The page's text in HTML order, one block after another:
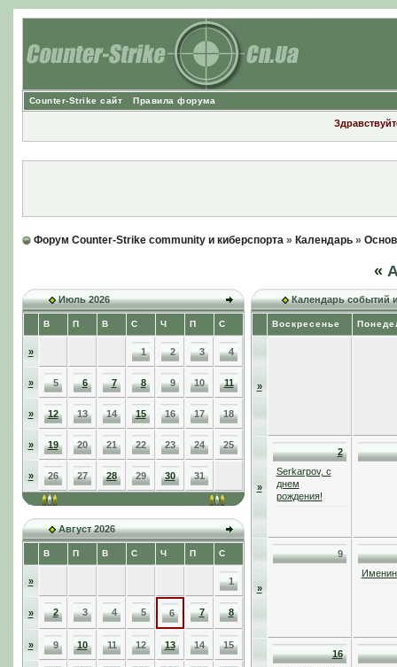
Counter-Strike сайт Правила форума
Форум Counter-Strike community и киберспорта» Календарь»
«
Июль 2026
В П В С Ч П С
» 1 2 3 4
» 5 6 7 8 9 10 11
» 12 13 14 15 16 17 18
» 19 20 21 22 23 24 25
» 26 27 28 29 30 31
Август 2026
В П В С Ч П С
» 1
» 2 3 4 5 6 7 8
» 9 10 11 12 13 14 15
Календарь событий
Воскресенье
»
»
2
Serkarpov, с
днем
рождения!
»
9
16